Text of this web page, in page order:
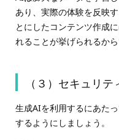
あり、実際の体験を反映
とにしたコンテンツ作成
れることが挙げられるから
（３）セキュリ
生成AIを利用するにあた
するようにしましょう。